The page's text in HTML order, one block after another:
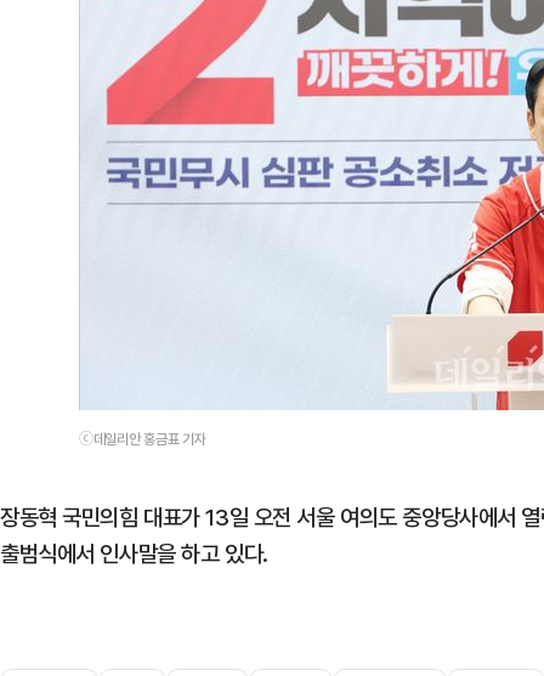
ⓒ데일리안 홍금표 기자
장동혁 국민의힘 대표가 13일 오전 서울 여의도 중앙당사에서
출범식에서 인사말을 하고 있다.